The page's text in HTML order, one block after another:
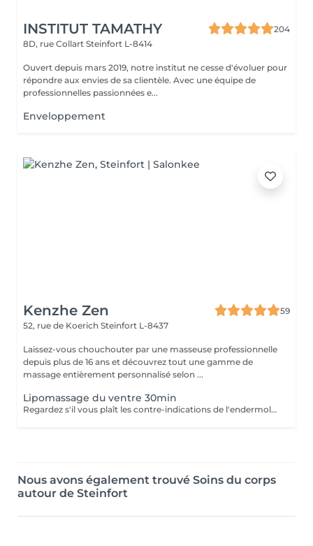
INSTITUT TAMATHY
204
8D, rue Collart Steinfort L-8414
Ouvert depuis mars 2019, notre institut ne cesse d'évoluer pour
répondre aux envies de sa clientèle. Avec une équipe de
professionnelles passionnées e...
Enveloppement
Kenzhe Zen
59
52, rue de Koerich Steinfort L-8437
Laissez-vous chouchouter par une masseuse professionnelle
depuis plus de 16 ans et découvrez tout une gamme de
massage entièrement personnalisé selon ...
Lipomassage du ventre 30min
Regardez s'il vous plaît les contre-indications de l'endermologie.
Nous avons également trouvé Soins du corps
autour de Steinfort